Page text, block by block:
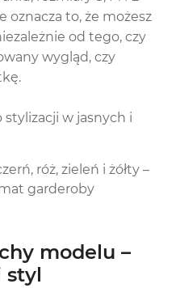
oznacza to, że możesz
od tego, czy
wygląd, czy
w jasnych i
róż, zieleń i żółty –
garderoby
modelu –
styl